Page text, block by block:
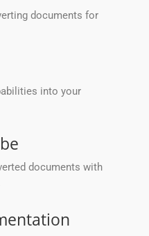
documents for
into your
documents with